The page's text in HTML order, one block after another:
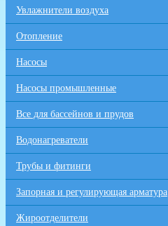
Увлажнители воздуха
Отопление
Насосы
Насосы промышленные
Все для бaссейнов и прудов
Водонагреватели
Трубы и фитинги
Запорная и регулирующая арматура
Жироотделители